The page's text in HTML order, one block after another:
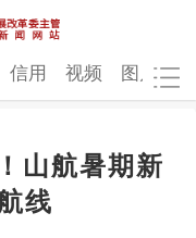
会
信用 视频 图片
山航暑期新
线